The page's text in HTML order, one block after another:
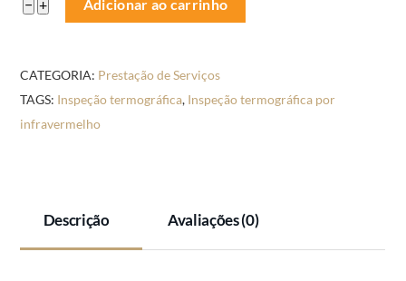
−
termográfica
infravermelho
-
Prestação
+ Adicionar ao carrinho
CATEGORIA: Prestação de Serviços
TAGS: Inspeção termográfica, Inspeção termográfica por
infravermelho
Descrição Avaliações (0)